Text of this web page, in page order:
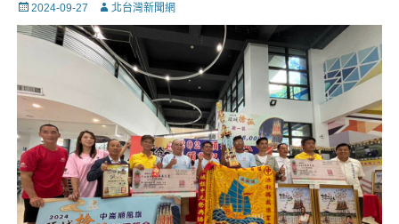
Posted
on
2024-09-27 Autor北台灣新聞網